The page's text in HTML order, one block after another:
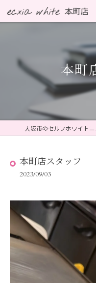
本町
本町店スタッフ
2023/09/03